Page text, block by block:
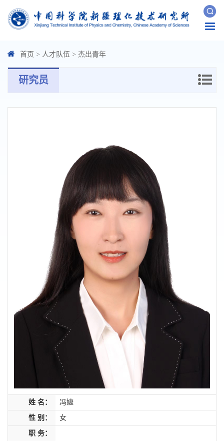
首页 > 人才队伍 > 杰出青年
研究员
姓 名： 冯婕
性 别： 女
职 务：